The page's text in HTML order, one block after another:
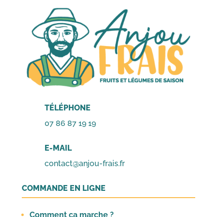
1,20€.
TÉLÉPHONE
07 86 87 19 19
E-MAIL
contact@anjou-frais.fr
COMMANDE EN LIGNE
Comment ça marche ?